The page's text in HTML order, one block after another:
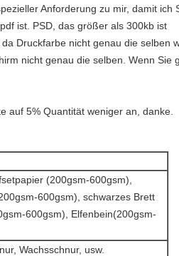
Anforderung zu mir, damit ich
ist. PSD, das größer als 300kb ist
Druckfarbe nicht genau die selben
nicht genau die selben. Wenn Sie
auf 5% Quantität weniger an, danke.
(200gsm-600gsm),
600gsm), schwarzes Brett
600gsm), Elfenbein(200gsm-
Wachsschnur, usw.